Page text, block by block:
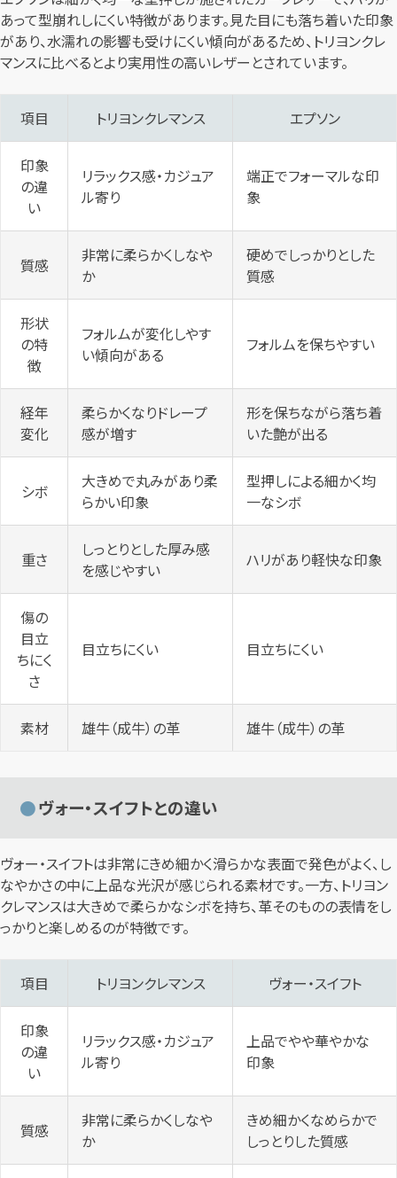
あって型崩れしにくい特徴があります。見た目にも落ち着いた印象
があり、水濡れの影響も受けにくい傾向があるため、トリヨンクレ
マンスに比べるとより実用性の高いレザーとされています。
項目 トリヨンクレマンス エプソン
印象
の違
い
リラックス感・カジュア
ル寄り
端正でフォーマルな印
象
質感
非常に柔らかくしなや
か
硬めでしっかりとした
質感
形状
の特
徴
フォルムが変化しやす
い傾向がある
フォルムを保ちやすい
経年
変化
柔らかくなりドレープ
感が増す
形を保ちながら落ち着
いた艶が出る
シボ
大きめで丸みがあり柔
らかい印象
型押しによる細かく均
一なシボ
重さ
しっとりとした厚み感
を感じやすい
ハリがあり軽快な印象
傷の
目立
ちにく
さ
目立ちにくい 目立ちにくい
素材 雄牛（成牛）の革 雄牛（成牛）の革
ヴォー・スイフトとの違い
ヴォー・スイフトは非常にきめ細かく滑らかな表面で発色がよく、し
なやかさの中に上品な光沢が感じられる素材です。一方、トリヨン
クレマンスは大きめで柔らかなシボを持ち、革そのものの表情をし
っかりと楽しめるのが特徴です。
項目 トリヨンクレマンス ヴォー・スイフト
印象
の違
い
リラックス感・カジュア
ル寄り
上品でやや華やかな
印象
質感
非常に柔らかくしなや
か
きめ細かくなめらかで
しっとりした質感